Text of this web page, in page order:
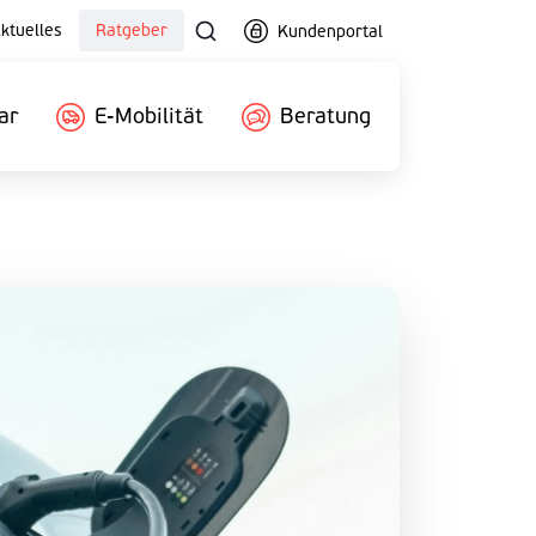
Ratgeber Kundenportal
E-Mobilität Beratung